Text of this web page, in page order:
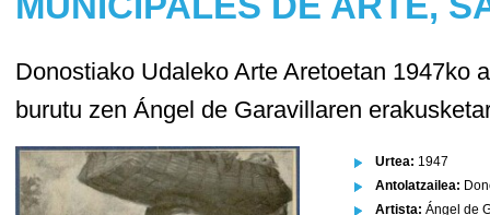
Donostiako Udaleko Arte Aretoetan 1947ko
burutu zen Ángel de Garavillaren
Urtea: 1947
Antolatzailea:
Artista: Ángel de